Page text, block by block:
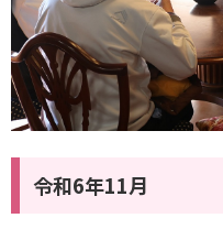
令和6年11月